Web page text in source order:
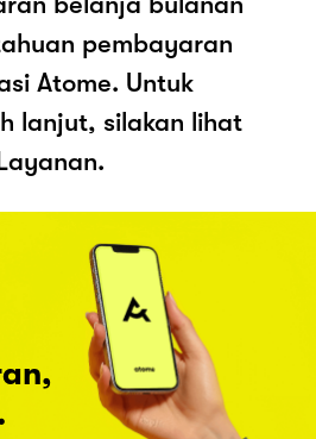
pembayaran
Atome. Untuk
lanjut, silakan lihat